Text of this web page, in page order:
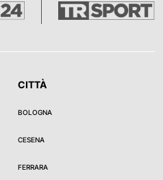
CITTÀ
BOLOGNA
CESENA
FERRARA